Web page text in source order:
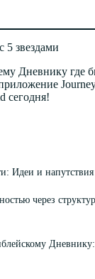
5 звездами
Дневнику где
сегодня!
Идеи и напутствия
через